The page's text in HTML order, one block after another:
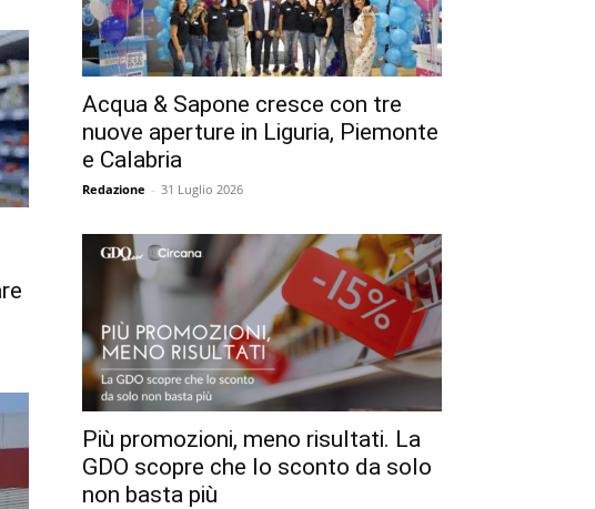
Acqua & Sapone cresce con tre
nuove aperture in Liguria, Piemonte
e Calabria
Redazione - 31 Luglio 2026
Più promozioni, meno risultati. La
GDO scopre che lo sconto da solo
non basta più